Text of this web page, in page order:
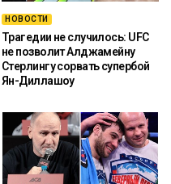
НОВОСТИ
Трагедии не случилось: UFC
не позволит Алджамейну
Стерлингу сорвать супербой
Ян-Диллашоу